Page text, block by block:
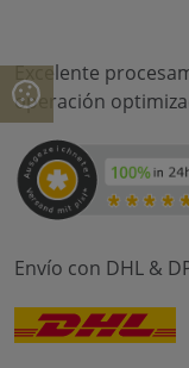
Excelente
operación
Envío con DHL &